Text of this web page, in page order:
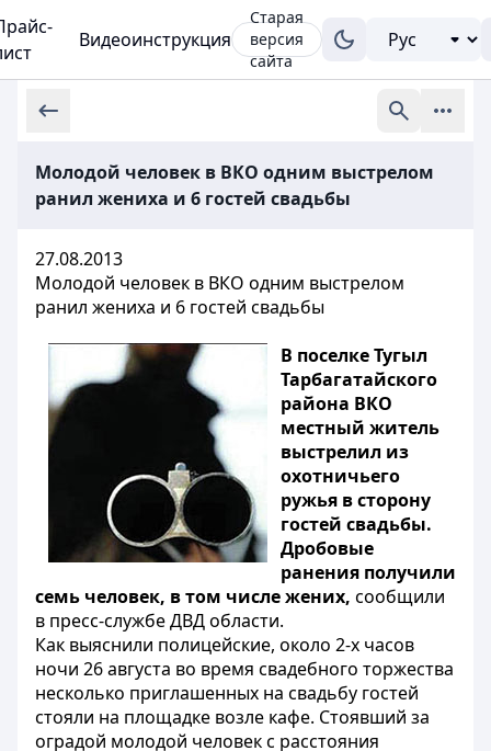
Видеоинструкция
Старая
версия
сайта
Молодой человек в ВКО одним выстрелом
ранил жениха и 6 гостей свадьбы
27.08.2013
Молодой человек в ВКО одним выстрелом
ранил жениха и 6 гостей свадьбы
В поселке Тугыл
Тарбагатайского
района ВКО
местный житель
выстрелил из
охотничьего
ружья в сторону
гостей свадьбы.
Дробовые
ранения получили
семь человек, в том числе жених, сообщили
в пресс-службе ДВД области.
Как выяснили полицейские, около 2-х часов
ночи 26 августа во время свадебного торжества
несколько приглашенных на свадьбу гостей
стояли на площадке возле кафе. Стоявший за
оградой молодой человек с расстояния